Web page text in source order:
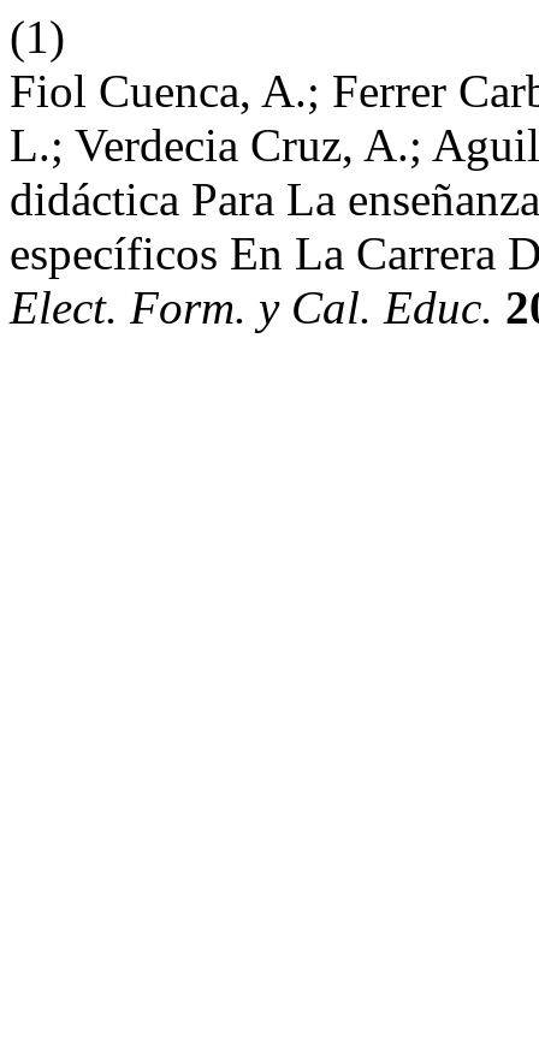
(1)
Fiol Cuenca, A.; Ferrer
L.; Verdecia Cruz, A.;
didáctica Para La
específicos En La Carrera
Elect. Form. y Cal. Educ.